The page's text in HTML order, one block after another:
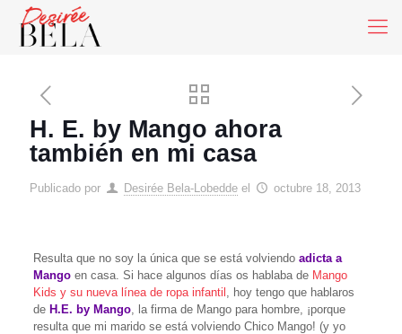
H. E. by Mango ahora
también en mi casa
Publicado por Desirée Bela-Lobedde el octubre 18, 2013
Resulta que no soy la única que se está volviendo adicta a
Mangoen casa. Si hace algunos días os hablaba de Mango
Kids y su nueva línea de ropa infantil , hoy tengo que hablaros
de H.E. by Mango, la firma de Mango para hombre, ¡porque
resulta que mi marido se está volviendo Chico Mango! (y yo